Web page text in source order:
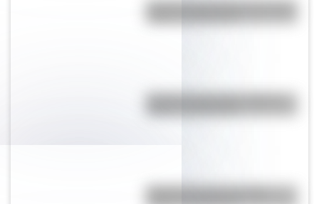
Bandera de El Salvador: historia,
origen y significado
Bandera de Ecuador: historia,
Bandera de Cuba: historia,